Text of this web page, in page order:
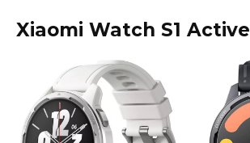
Xiaomi Watch S1 Active